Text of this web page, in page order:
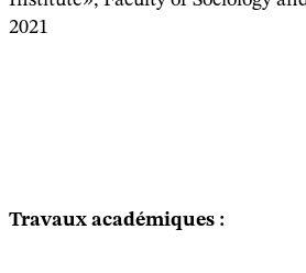
2021
Travaux académiques :